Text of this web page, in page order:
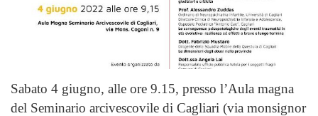
Sabato 4 giugno, alle ore 9.15, presso l’Aula magna
del Seminario arcivescovile di Cagliari (via monsignor